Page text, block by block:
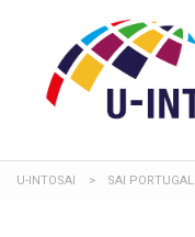
U-INTOSAI > SAI PORTUGAL